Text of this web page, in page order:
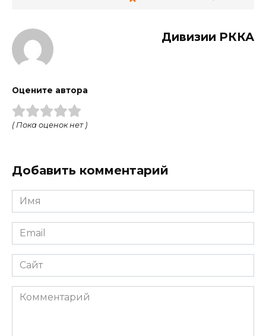
Дивизии РККА
Оцените автора
( Пока оценок нет )
Добавить комментарий
Имя
Email
Сайт
Комментарий